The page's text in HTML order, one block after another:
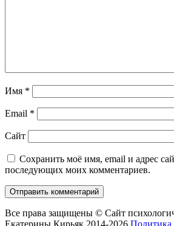
Имя *
Email *
Сайт
Сохранить моё имя, email и адрес
последующих моих комментариев.
Все права защищены © Сайт